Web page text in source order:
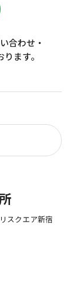
合わせ・
ます。
スクエア新宿